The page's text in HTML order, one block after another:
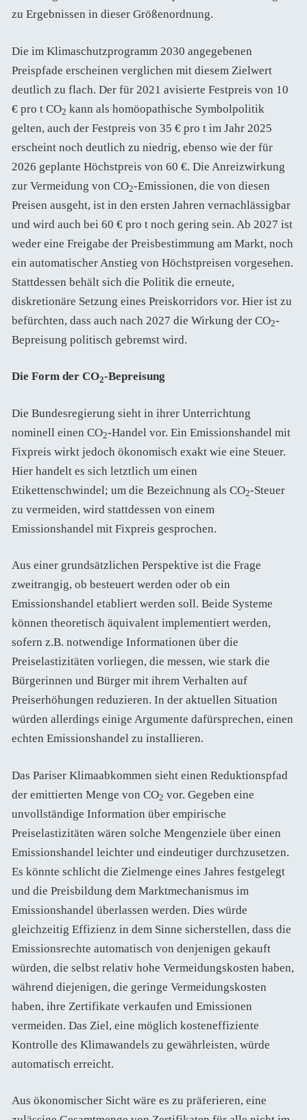
zu Ergebnissen in dieser Größenordnung.
Die im Klimaschutzprogramm 2030 angegebenen
Preispfade erscheinen verglichen mit diesem Zielwert
deutlich zu flach. Der für 2021 avisierte Festpreis von 10
€ pro t CO2 kann als homöopathische Symbolpolitik
gelten, auch der Festpreis von 35 € pro t im Jahr 2025
erscheint noch deutlich zu niedrig, ebenso wie der für
2026 geplante Höchstpreis von 60 €. Die Anreizwirkung
zur Vermeidung von CO2-Emissionen, die von diesen
Preisen ausgeht, ist in den ersten Jahren vernachlässigbar
und wird auch bei 60 € pro t noch gering sein. Ab 2027 ist
weder eine Freigabe der Preisbestimmung am Markt, noch
ein automatischer Anstieg von Höchstpreisen vorgesehen.
Stattdessen behält sich die Politik die erneute,
diskretionäre Setzung eines Preiskorridors vor. Hier ist zu
befürchten, dass auch nach 2027 die Wirkung der CO2-
Bepreisung politisch gebremst wird.
Die Form der CO2-Bepreisung
Die Bundesregierung sieht in ihrer Unterrichtung
nominell einen CO2-Handel vor. Ein Emissionshandel mit
Fixpreis wirkt jedoch ökonomisch exakt wie eine Steuer.
Hier handelt es sich letztlich um einen
Etikettenschwindel; um die Bezeichnung als CO2-Steuer
zu vermeiden, wird stattdessen von einem
Emissionshandel mit Fixpreis gesprochen.
Aus einer grundsätzlichen Perspektive ist die Frage
zweitrangig, ob besteuert werden oder ob ein
Emissionshandel etabliert werden soll. Beide Systeme
können theoretisch äquivalent implementiert werden,
sofern z.B. notwendige Informationen über die
Preiselastizitäten vorliegen, die messen, wie stark die
Bürgerinnen und Bürger mit ihrem Verhalten auf
Preiserhöhungen reduzieren. In der aktuellen Situation
würden allerdings einige Argumente dafürsprechen, einen
echten Emissionshandel zu installieren.
Das Pariser Klimaabkommen sieht einen Reduktionspfad
der emittierten Menge von CO2 vor. Gegeben eine
unvollständige Information über empirische
Preiselastizitäten wären solche Mengenziele über einen
Emissionshandel leichter und eindeutiger durchzusetzen.
Es könnte schlicht die Zielmenge eines Jahres festgelegt
und die Preisbildung dem Marktmechanismus im
Emissionshandel überlassen werden. Dies würde
gleichzeitig Effizienz in dem Sinne sicherstellen, dass die
Emissionsrechte automatisch von denjenigen gekauft
würden, die selbst relativ hohe Vermeidungskosten haben,
während diejenigen, die geringe Vermeidungskosten
haben, ihre Zertifikate verkaufen und Emissionen
vermeiden. Das Ziel, eine möglich kosteneffiziente
Kontrolle des Klimawandels zu gewährleisten, würde
automatisch erreicht.
Aus ökonomischer Sicht wäre es zu präferieren, eine